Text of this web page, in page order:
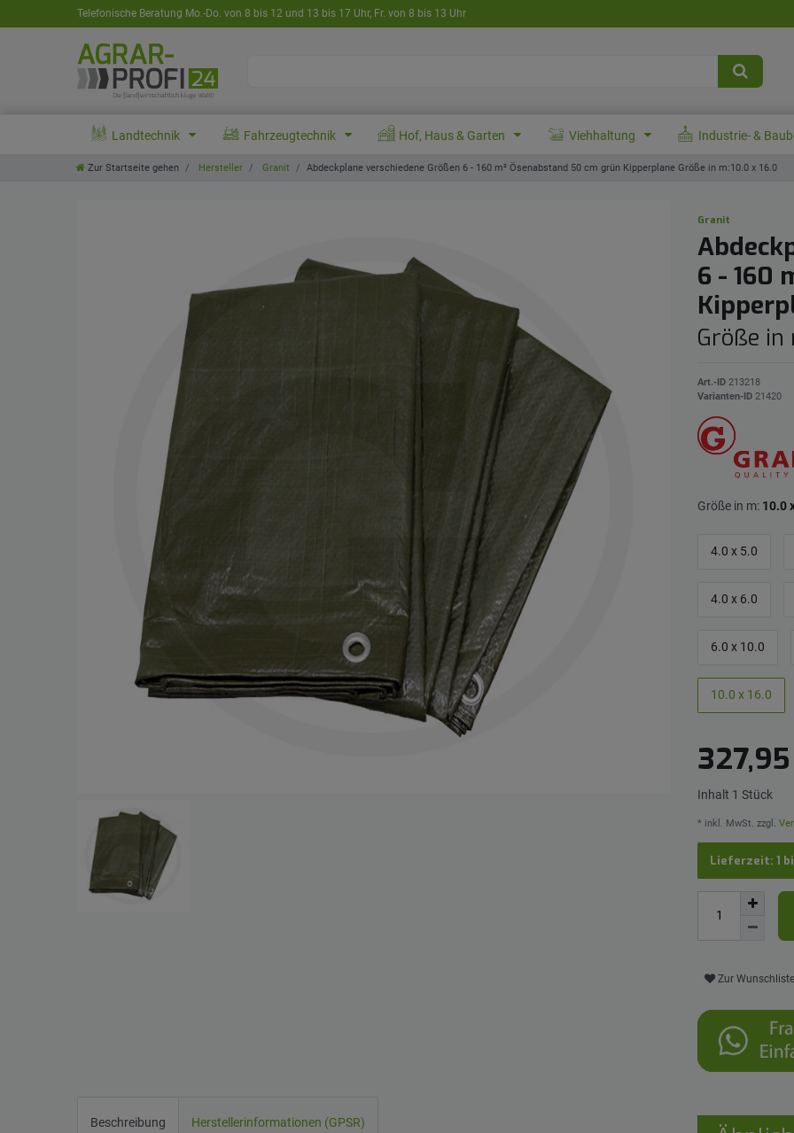
Telefonische Beratung Mo.-Do. von 8 bis 12 und 13 bis 17 Uhr, Fr. von 8 bis 13 Uhr
Landtechnik Fahrzeugtechnik Hof, Haus & Garten Viehhaltung Industrie- &
Zur Startseite gehen Hersteller Granit Abdeckplane verschiedene Größen 6 - 160 m² Ösenabstand 50 cm grün Kipperplane Größe in m:10.0 x 16.0
Granit
6 - 160
Größe in
Art.-ID 213218
Varianten-ID 21420
Größe in m: 10.0
4.0 x 5.0
4.0 x 6.0
6.0 x 10.0
10.0 x 16.0
Inhalt 1 Stück
* inkl. MwSt. zzgl.
Lieferzeit: 1
Zur
Beschreibung Herstellerinformationen (GPSR)